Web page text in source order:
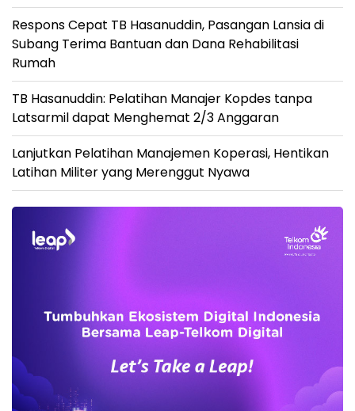
Respons Cepat TB Hasanuddin, Pasangan Lansia di
Subang Terima Bantuan dan Dana Rehabilitasi
Rumah
TB Hasanuddin: Pelatihan Manajer Kopdes tanpa
Latsarmil dapat Menghemat 2/3 Anggaran
Lanjutkan Pelatihan Manajemen Koperasi, Hentikan
Latihan Militer yang Merenggut Nyawa